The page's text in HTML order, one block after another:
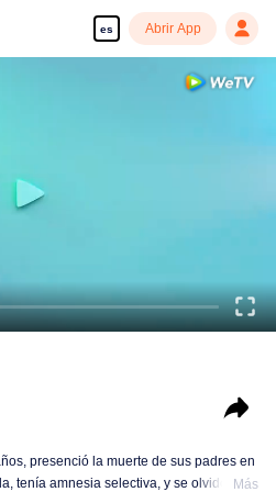
es Abrir App
presenció la muerte de sus padres en
tenía amnesia selectiva, y se olvidó deMás